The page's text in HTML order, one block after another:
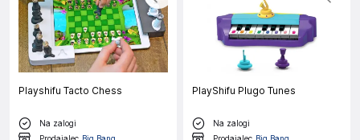
Playshifu Tacto Chess
Na zalogi
Prodajalec Big Bang
PlayShifu Plugo Tunes
Na zalogi
Prodajalec Big Bang